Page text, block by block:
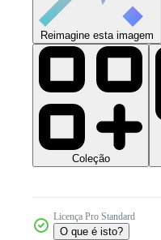
Reimagine esta imagem
Coleção
Licença Pro Standard
O que é isto?